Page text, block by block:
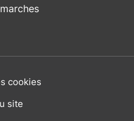
cookies
site